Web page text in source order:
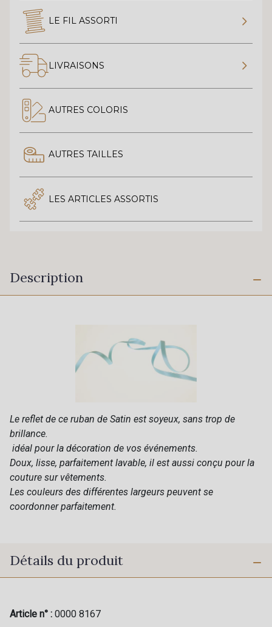
LE FIL ASSORTI
LIVRAISONS
AUTRES COLORIS
AUTRES TAILLES
LES ARTICLES ASSORTIS
Description
Le reflet de ce ruban de Satin est soyeux, sans trop de
brillance.
idéal pour la décoration de vos événements.
Doux, lisse, parfaitement lavable, il est aussi conçu pour la
couture sur vêtements.
Les couleurs des différentes largeurs peuvent se
coordonner parfaitement.
Détails du produit
Article n° : 0000 8167